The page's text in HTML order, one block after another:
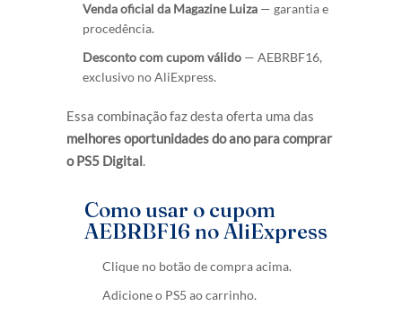
Venda oficial da Magazine Luiza — garantia e
procedência.
Desconto com cupom válido — AEBRBF16,
exclusivo no AliExpress.
Essa combinação faz desta oferta uma das
melhores oportunidades do ano para comprar
o PS5 Digital.
Como usar o cupom
AEBRBF16 no AliExpress
Clique no botão de compra acima.
Adicione o PS5 ao carrinho.